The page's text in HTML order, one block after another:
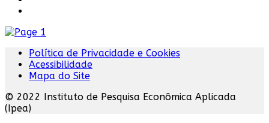
Política de Privacidade e Cookies
Acessibilidade
Mapa do Site
© 2022 Instituto de Pesquisa Econômica Aplicada
(Ipea)